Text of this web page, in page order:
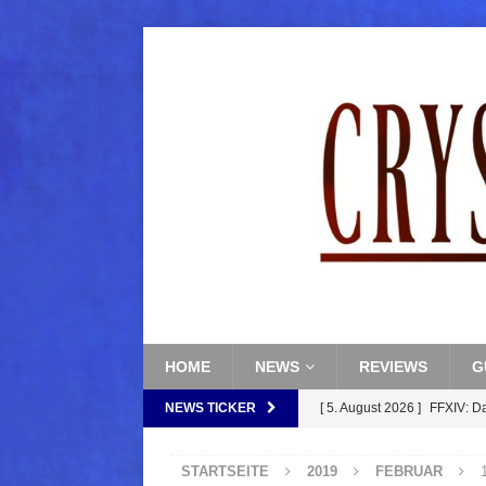
HOME NEWS REVIEWS
NEWS TICKER [ 5. August 2026 ] FFXIV:
FFXIV:
STARTSEITE 2019 FEBRUAR